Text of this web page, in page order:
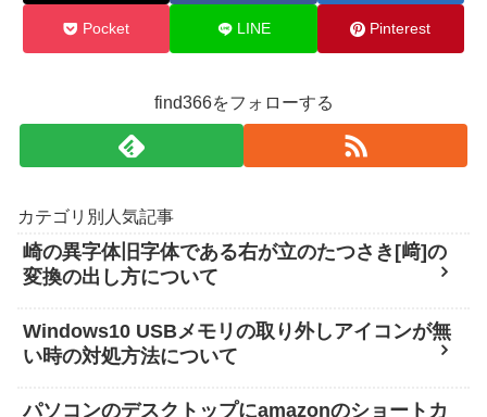
Pocket LINE Pinterest
find366をフォローする
カテゴリ別人気記事
崎の異字体旧字体である右が立のたつさき[﨑]の
変換の出し方について
Windows10 USBメモリの取り外しアイコンが無
い時の対処方法について
パソコンのデスクトップにamazonのショートカ